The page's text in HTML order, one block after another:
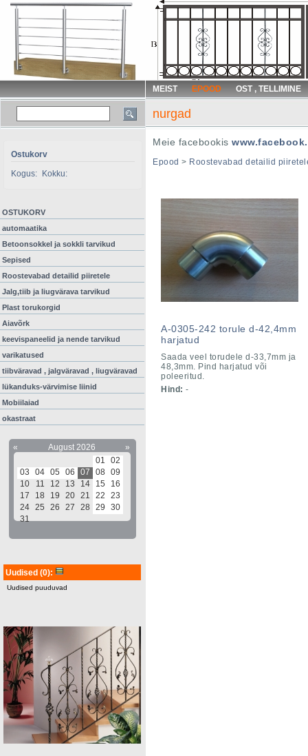
MEIST EPOOD OST , TELLIMINE
nurgad
Ostukorv
Kogus:
Kokku:
OSTUKORV
automaatika
Betoonsokkel ja sokkli tarvikud
Sepised
Roostevabad detailid piiretele
Jalg,tiib ja liugvärava tarvikud
Plast torukorgid
Aiavõrk
keevispaneelid ja nende tarvikud
varikatused
tiibväravad , jalgväravad , liugväravad
lükanduks-värvimise liinid
Mobiilaiad
okastraat
« August 2026
»
01
02
03
04 05 06 07 08 09
10
11 12 13 14 15
16
17
18 19 20 21 22
23
24 25 26 27 28 29
30
31
Uudised (0):
Uudised puuduvad
Meie facebookis
Epood > Roostevabad detailid
A-0305-242 torule d-42,4mm
harjatud
Saada veel torudele d-33,7mm ja
48,3mm. Pind harjatud või
poleeritud.
Hind: -